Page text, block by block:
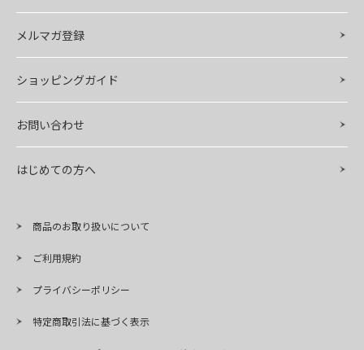
メルマガ登録
ショッピングガイド
お問い合わせ
はじめての方へ
商品のお取り扱いについて
ご利用規約
プライバシーポリシー
特定商取引法に基づく表示